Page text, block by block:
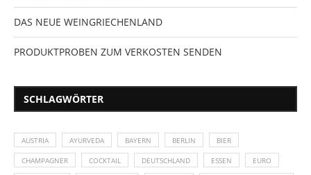
DAS NEUE WEINGRIECHENLAND
PRODUKTPROBEN ZUM VERKOSTEN SENDEN
SCHLAGWÖRTER
AUSTRIA AYURVEDA BAYERN BERLIN BIER
CHAMPAGNER COCKTAIL DEUTSCHLAND ESSEN EURO